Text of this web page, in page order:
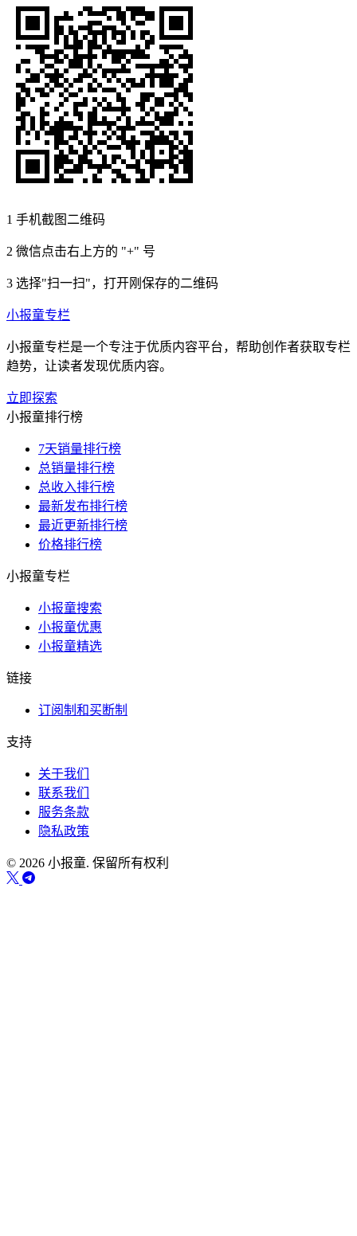
1 手机截图二维码
2 微信点击右上方的 "+" 号
3 选择"扫一扫"，打开刚保存的二维码
小报童专栏
小报童专栏是一个专注于优质内容平台，帮助创作者获取专栏
趋势，让读者发现优质内容。
立即探索
小报童排行榜
7天销量排行榜
总销量排行榜
总收入排行榜
最新发布排行榜
最近更新排行榜
价格排行榜
小报童专栏
小报童搜索
小报童优惠
小报童精选
链接
订阅制和买断制
支持
关于我们
联系我们
服务条款
隐私政策
© 2026 小报童. 保留所有权利